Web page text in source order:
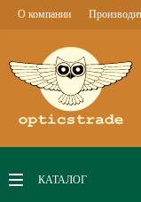
О компании
КАТАЛОГ